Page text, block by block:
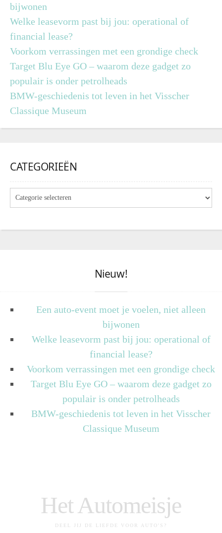
bijwonen
Welke leasevorm past bij jou: operational of
financial lease?
Voorkom verrassingen met een grondige check
Target Blu Eye GO – waarom deze gadget zo
populair is onder petrolheads
BMW-geschiedenis tot leven in het Visscher
Classique Museum
CATEGORIEËN
Nieuw!
Een auto-event moet je voelen, niet alleen
bijwonen
Welke leasevorm past bij jou: operational of
financial lease?
Voorkom verrassingen met een grondige check
Target Blu Eye GO – waarom deze gadget zo
populair is onder petrolheads
BMW-geschiedenis tot leven in het Visscher
Classique Museum
Het Automeisje
DEEL JIJ DE LIEFDE VOOR AUTO'S?